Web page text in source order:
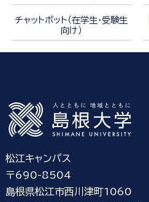
チャットボット（在学生・受験生
向け）
松江キャンパス
〒690-8504
島根県松江市西川津町1060